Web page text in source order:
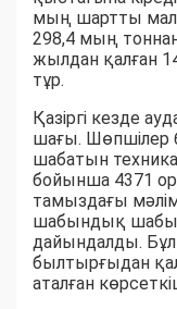
мың шартты мал
298,4 мың
жылдан қалған
тұр.
Қазіргі кезде
шағы. Шөпшілер
шабатын
бойынша 4371
тамыздағы
шабындық
дайындалды.
былтырғыдан
аталған